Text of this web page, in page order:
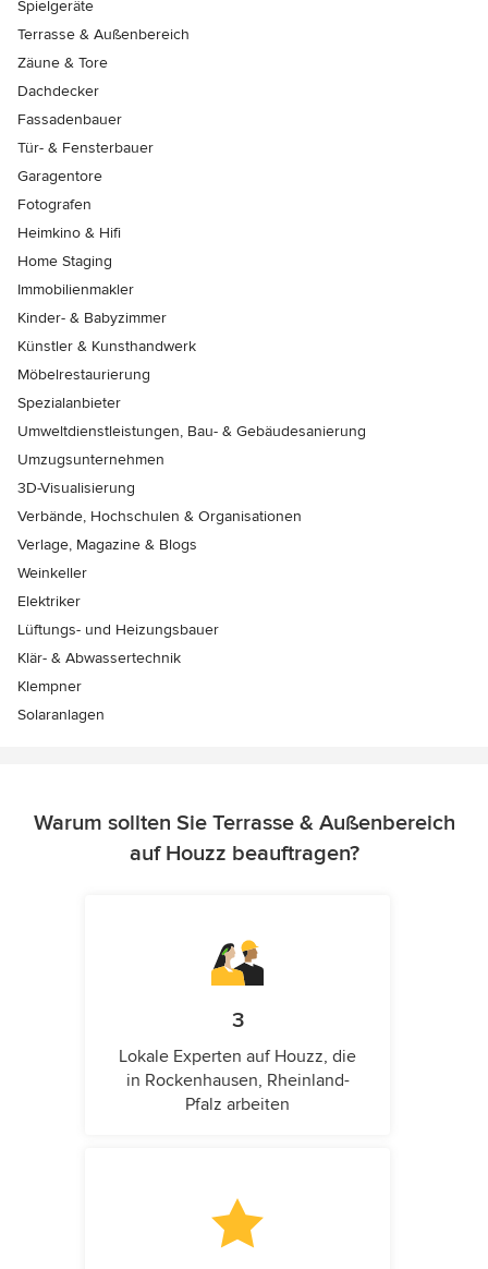
Spielgeräte
Terrasse & Außenbereich
Zäune & Tore
Dachdecker
Fassadenbauer
Tür- & Fensterbauer
Garagentore
Fotografen
Heimkino & Hifi
Home Staging
Immobilienmakler
Kinder- & Babyzimmer
Künstler & Kunsthandwerk
Möbelrestaurierung
Spezialanbieter
Umweltdienstleistungen, Bau- & Gebäudesanierung
Umzugsunternehmen
3D-Visualisierung
Verbände, Hochschulen & Organisationen
Verlage, Magazine & Blogs
Weinkeller
Elektriker
Lüftungs- und Heizungsbauer
Klär- & Abwassertechnik
Klempner
Solaranlagen
Warum sollten Sie Terrasse & Außenbereich
auf Houzz beauftragen?
3
Lokale Experten auf Houzz, die
in Rockenhausen, Rheinland-
Pfalz arbeiten